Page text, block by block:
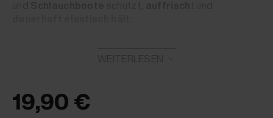
Auch für Schlauchboote geeignet
19,90 €